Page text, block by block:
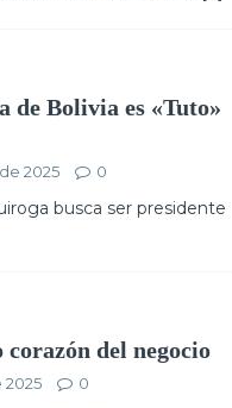
de Bolivia es «Tuto»
2025 0
busca ser presidente
del negocio
2025 0